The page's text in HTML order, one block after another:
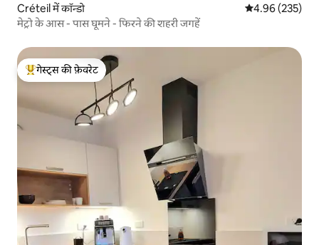
Créteil में कॉन्डो औसत रेटिंग 5 में से
4.96 (235)
मेट्रो के आस - पास घूमने - फिरने की शहरी जगहें
गेस्ट्स का टॉप फ़ेवरेट
गेस्ट्स की फ़ेवरेट